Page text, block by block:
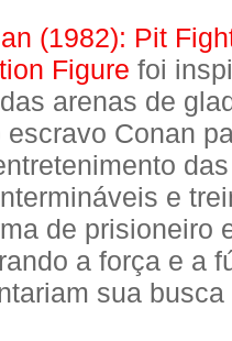
(1982): Pit
Figure foi
arenas de
Conan
​​e
de prisioneiro
a força e a
sua